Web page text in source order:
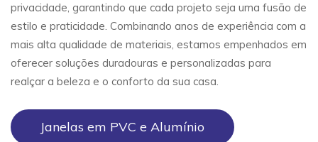
privacidade, garantindo que cada projeto seja uma fusão de
estilo e praticidade. Combinando anos de experiência com a
mais alta qualidade de materiais, estamos empenhados em
oferecer soluções duradouras e personalizadas para
realçar a beleza e o conforto da sua casa.
Janelas em PVC e Alumínio